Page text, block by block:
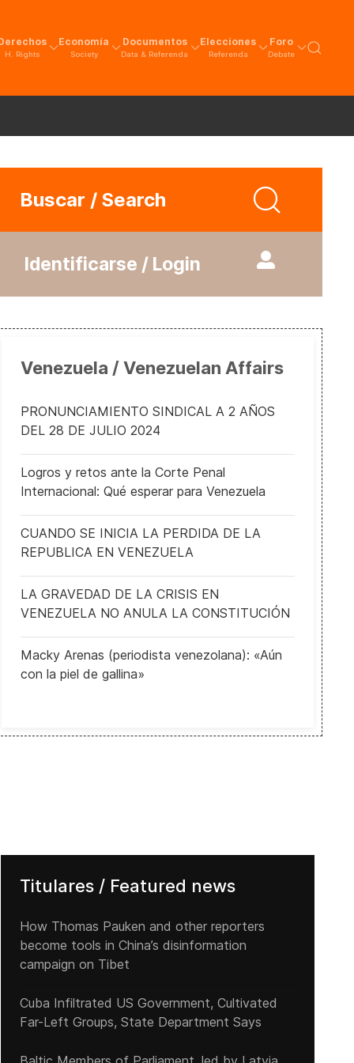
H. Rights
Economía
Society
Documentos
Data & Referenda
Elecciones
Referenda
Foro
Debate
Buscar / Search
Identificarse / Login
Venezuela / Venezuelan Affairs
PRONUNCIAMIENTO SINDICAL A 2 AÑOS
DEL 28 DE JULIO 2024
Logros y retos ante la Corte Penal
Internacional: Qué esperar para Venezuela
CUANDO SE INICIA LA PERDIDA DE LA
REPUBLICA EN VENEZUELA
LA GRAVEDAD DE LA CRISIS EN
VENEZUELA NO ANULA LA CONSTITUCIÓN
Macky Arenas (periodista venezolana): «Aún
con la piel de gallina»
Titulares / Featured news
How Thomas Pauken and other reporters
become tools in China’s disinformation
campaign on Tibet
Cuba Infiltrated US Government, Cultivated
Far-Left Groups, State Department Says